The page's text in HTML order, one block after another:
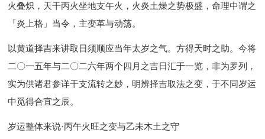
火叠炽，天干丙火坐地支午火，火炎土燥之势极盛，命理中谓之
「炎上格」当令，主变革与动荡。
以黄道择吉来讲取日须顺应当年太岁之气。方得天时之助。今将
二〇一五年与二〇二六年两个四月之吉日汇于一览，非为罗列，
实为供诸君参详干支流转之妙，明辨择吉取法之变，于不同岁运
中觅得合宜之辰。
岁运整体来说·丙午火旺之变与乙未木土之守